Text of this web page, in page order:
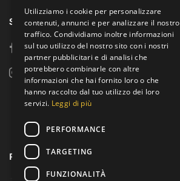
SOCIAL
facebook
instagram
PAGAMENTI:
Utilizziamo i cookie per personalizzare
contenuti, annunci e per analizzare il nostro
traffico. Condividiamo inoltre informazioni
sul tuo utilizzo del nostro sito con i nostri
partner pubblicitari e di analisi che
potrebbero combinarle con altre
informazioni che hai fornito loro o che
hanno raccolto dal tuo utilizzo dei loro
servizi. Leggi di più
PERFORMANCE
TARGETING
FUNZIONALITÀ